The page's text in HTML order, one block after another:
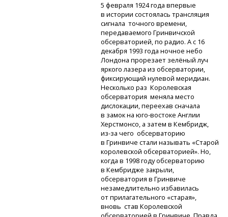
5 февраля 1924 года впервые
в истории состоялась трансляция
сигнала точного времени,
передаваемого Гринвичской
обсерваторией, по радио. А с 16
декабря 1993 года ночное небо
Лондона прорезает зелёный луч
яркого лазера из обсерватории,
фиксирующий нулевой меридиан.
Несколько раз Королевская
обсерватория меняла место
дислокации, переехав сначала
в замокна юго-востоке Англии
Херстмонсо, а затем в Кембридж,
из-за чего обсерваторию
в Гринвиче стали называть «Старой
королевской обсерваторией». Но,
когда в 1998 году обсерваторию
в Кембридже закрыли,
обсерватория в Гринвиче
незамедлительно избавилась
от прилагательного «старая»,
вновь став Королевской